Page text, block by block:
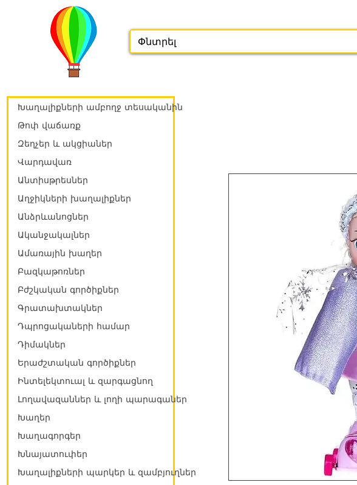
Խաղալիքների ամբողջ տեսականին
Թոփ վաճառք
Զեղչեր և ակցիաներ
Վարդավառ
Անտիսթրեսներ
Աղջիկների խաղալիքներ
Անձրևանոցներ
Ականջակալներ
Ամառային խաղեր
Բազկաթոռներ
Բժշկական գործիքներ
Գրատախտակներ
Դպրոցակաների համար
Դիմակներ
Երաժշտական գործիքներ
Ինտելեկտուալ և զարգացնող
Լողավազաններ և լողի պարագաներ
Խաղեր
Խաղագորգեր
Խնայատուփեր
Խաղալիքների պարկեր և զամբյուղներ